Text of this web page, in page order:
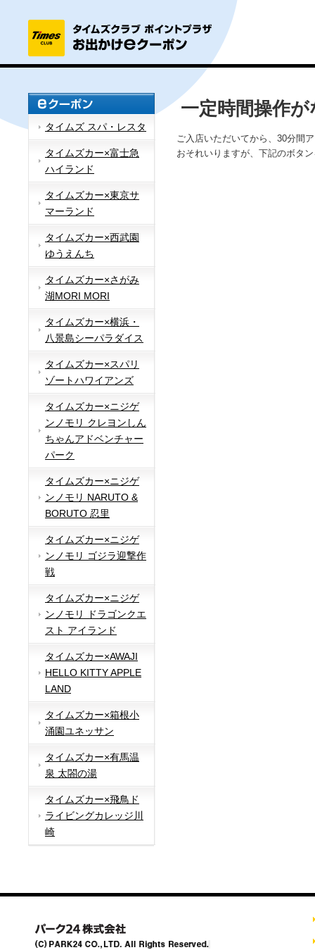
タイムズ スパ・レスタ
タイムズカー×富士急
ハイランド
タイムズカー×東京サ
マーランド
タイムズカー×西武園
ゆうえんち
タイムズカー×さがみ
湖MORI MORI
タイムズカー×横浜・
八景島シーパラダイス
タイムズカー×スパリ
ゾートハワイアンズ
タイムズカー×ニジゲ
ンノモリ クレヨンしん
ちゃんアドベンチャー
パーク
タイムズカー×ニジゲ
ンノモリ NARUTO &
BORUTO 忍里
タイムズカー×ニジゲ
ンノモリ ゴジラ迎撃作
戦
タイムズカー×ニジゲ
ンノモリ ドラゴンクエ
スト アイランド
タイムズカー×AWAJI
HELLO KITTY APPLE
LAND
タイムズカー×箱根小
涌園ユネッサン
タイムズカー×有馬温
泉 太閤の湯
タイムズカー×飛鳥ド
ライビングカレッジ川
崎
一定時間操作
ご入店いただいてから、30分間
おそれいりますが、下記のボタ